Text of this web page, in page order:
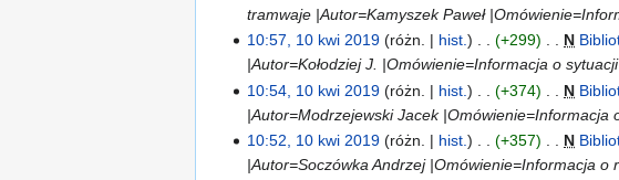
tramwaje |Autor=Kamyszek Paweł
10:57, 10 kwi 2019
różn. hist. +299 N
|Autor=Kołodziej J. |Omówienie=Informacja o
10:54, 10 kwi 2019
różn. hist. +374 N
|Autor=Modrzejewski Jacek
10:52, 10 kwi 2019
różn. hist. +357 N
|Autor=Soczówka Andrzej |Omówienie=Informacja